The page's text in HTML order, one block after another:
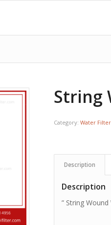
String
Category:Water Filter
Description
Description
” String